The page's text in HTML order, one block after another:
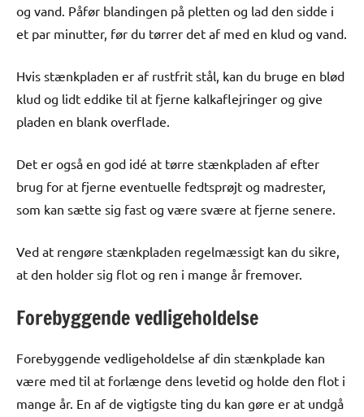
og vand. Påfør blandingen på pletten og lad den sidde i
et par minutter, før du tørrer det af med en klud og vand.
Hvis stænkpladen er af rustfrit stål, kan du bruge en blød
klud og lidt eddike til at fjerne kalkaflejringer og give
pladen en blank overflade.
Det er også en god idé at tørre stænkpladen af efter
brug for at fjerne eventuelle fedtsprøjt og madrester,
som kan sætte sig fast og være svære at fjerne senere.
Ved at rengøre stænkpladen regelmæssigt kan du sikre,
at den holder sig flot og ren i mange år fremover.
Forebyggende vedligeholdelse
Forebyggende vedligeholdelse af din stænkplade kan
være med til at forlænge dens levetid og holde den flot i
mange år. En af de vigtigste ting du kan gøre er at undgå